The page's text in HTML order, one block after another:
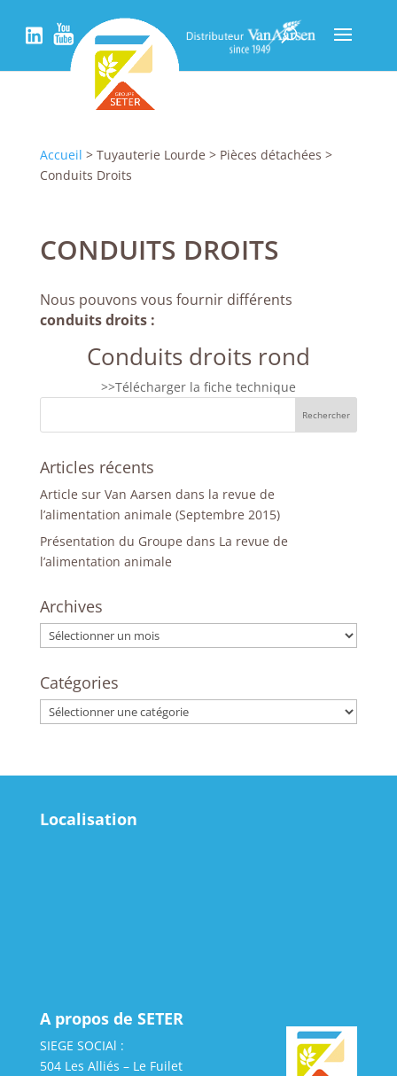
Accueil > Tuyauterie Lourde > Pièces détachées >
Conduits Droits
CONDUITS DROITS
Nous pouvons vous fournir différents
conduits droits :
Conduits droits rond
>>Télécharger la fiche technique
Articles récents
Article sur Van Aarsen dans la revue de
l’alimentation animale (Septembre 2015)
Présentation du Groupe dans La revue de
l’alimentation animale
Archives
Archives
Catégories
Catégories
Localisation
A propos de SETER
SIEGE SOCIAl :
504 Les Alliés – Le Fuilet